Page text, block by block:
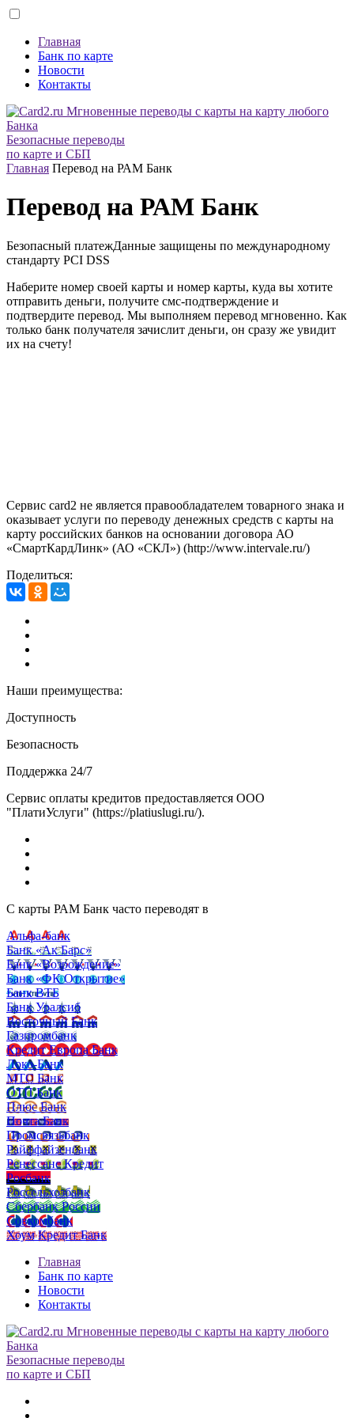
Главная
Банк по карте
Новости
Контакты
Безопасные переводы
по карте и СБП
Главная Перевод на РАМ Банк
Перевод на РАМ Банк
Безопасный платежДанные защищены по международному
стандарту PCI DSS
Наберите номер своей карты и номер карты, куда вы хотите
отправить деньги, получите смс-подтверждение и
подтвердите перевод. Мы выполняем перевод мгновенно. Как
только банк получателя зачислит деньги, он сразу же увидит
их на счету!
Сервис card2 не является правообладателем товарного знака и
оказывает услуги по переводу денежных средств с карты на
карту российских банков на основании договора АО
«СмартКардЛинк» (АО «СКЛ») (http://www.intervale.ru/)
Поделиться:
Наши преимущества:
Доступность
Безопасность
Поддержка 24/7
Сервис оплаты кредитов предоставляется ООО
"ПлатиУслуги" (https://platiuslugi.ru/).
С карты РАМ Банк часто переводят в
Альфа-банк
Банк «Ак Барс»
Банк «Возрождение»
Банк «ФК Открытие»
Банк ВТБ
Банк Уралсиб
Восточный Банк
Газпромбанк
Кредит Европа Банк
Локо-Банк
МТС Банк
ОТП Банк
Плюс Банк
Почта Банк
Промсвязьбанк
Райффайзенбанк
Ренессанс Кредит
Росбанк
Россельхозбанк
Сбербанк России
Совкомбанк
Хоум Кредит Банк
Главная
Банк по карте
Новости
Контакты
Безопасные переводы
по карте и СБП